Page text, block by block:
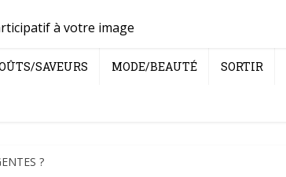
à votre image
SAVEURS MODE/BEAUTÉ SORTIR
?